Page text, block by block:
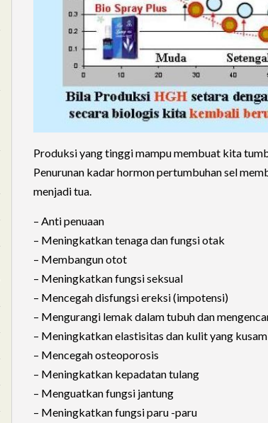
Produksi yang tinggi mampu membuat kita
Penurunan kadar hormon pertumbuhan sel
menjadi tua.
– Anti penuaan
– Meningkatkan tenaga dan fungsi otak
– Membangun otot
– Meningkatkan fungsi seksual
– Mencegah disfungsi ereksi (impotensi)
– Mengurangi lemak dalam tubuh dan
– Meningkatkan elastisitas dan kulit yang kusam
– Mencegah osteoporosis
– Meningkatkan kepadatan tulang
– Menguatkan fungsi jantung
– Meningkatkan fungsi paru -paru